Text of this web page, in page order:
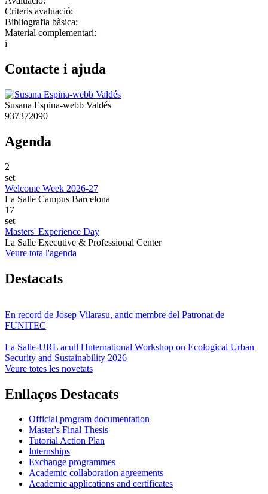
Criteris avaluació:
Bibliografia bàsica:
Material complementari:
i
Contacte i ajuda
Susana Espina-webb Valdés
937372090
Agenda
2
set
Welcome Week 2026-27
La Salle Campus Barcelona
17
set
Masters' Experience Day
La Salle Executive & Professional Center
Veure tota l'agenda
Destacats
En record de Josep Vilarasu, antic membre del Patronat de
FUNITEC
La Salle-URL acull l'International Workshop on Ecological Urban
Security and Sustainability 2026
Veure totes les novetats
Enllaços Destacats
Official program documentation
Master's Final Thesis
Tutorial Action Plan
Internships
Exchange programmes
Academic collaboration agreements
Academic applications and certificates